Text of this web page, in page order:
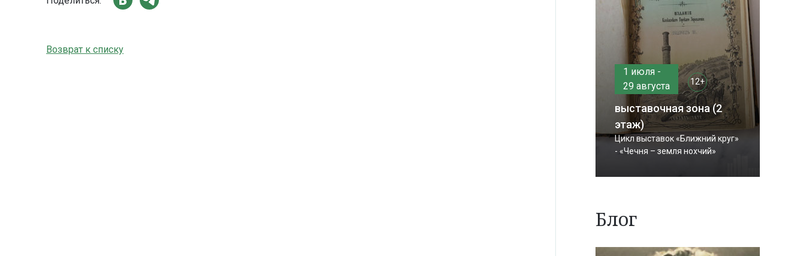
Возврат к списку
1 июля -
29 августа
12+
выставочная зона (2
этаж)
Цикл выставок «Ближний круг»
- «Чечня – земля нохчий»
Блог